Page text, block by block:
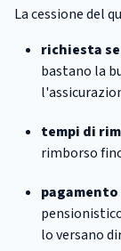
La cessione del
richiesta
bastano la
tempi di
rimborso
lo versano